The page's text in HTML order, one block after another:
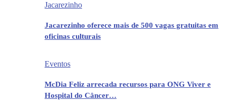
Jacarezinho
Jacarezinho oferece mais de 500 vagas gratuitas em
oficinas culturais
Eventos
McDia Feliz arrecada recursos para ONG Viver e
Hospital do Câncer…